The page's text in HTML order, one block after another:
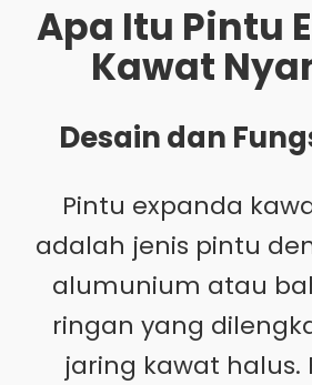
Apa Itu Pintu
Kawat
Desain dan
Pintu expanda
adalah jenis pintu
alumunium atau
ringan yang
jaring kawat halus.